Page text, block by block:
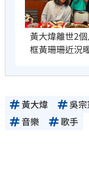
黃大煒離世2
框黃珊珊近況
黃大煒 吳
音樂
歌手